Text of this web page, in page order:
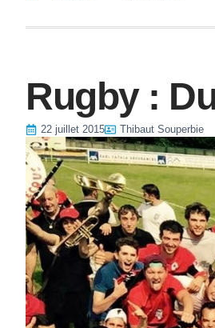
Rugby :
22 juillet 2015 Thibaut Souperbie